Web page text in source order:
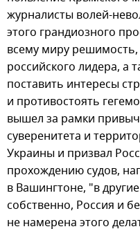
журналисты волей-
этого грандиозного
всему миру
российского лидера, а
поставить интересы
и противостоять
вышел за рамки
суверенитета и
Украины и призвал
прохождению судов,
в Вашингтоне, "в
собственно, Россия и
не намерена этого